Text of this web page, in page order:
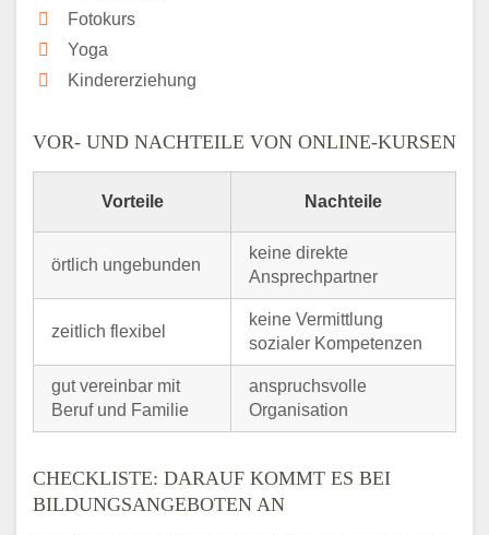
Fotokurs
Yoga
Kindererziehung
VOR- UND NACHTEILE VON ONLINE-KURSEN
Vorteile Nachteile
örtlich ungebunden
keine direkte
Ansprechpartner
zeitlich flexibel
keine Vermittlung
sozialer Kompetenzen
gut vereinbar mit
Beruf und Familie
anspruchsvolle
Organisation
CHECKLISTE: DARAUF KOMMT ES BEI
BILDUNGSANGEBOTEN AN